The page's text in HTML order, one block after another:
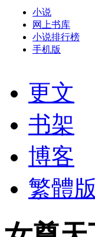
小说
网上书库
小说排行榜
手机版
更文
书架
博客
繁體版